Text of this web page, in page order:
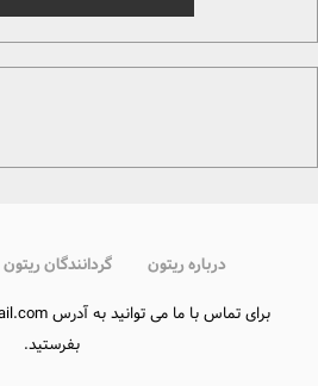
درباره ریتون گردانندگان ریتون
بفرستید.